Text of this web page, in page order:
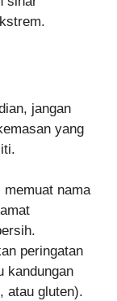
jangan
yang
memuat nama
peringatan
kandungan
atau gluten).